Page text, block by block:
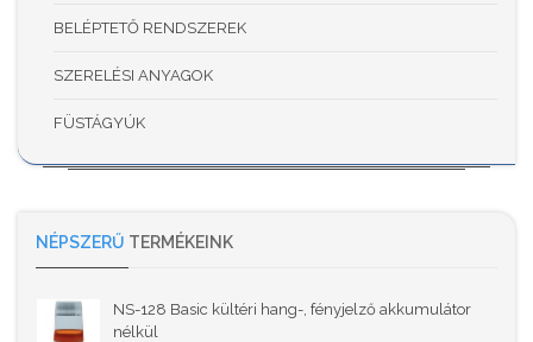
BELÉPTETŐ RENDSZEREK
SZERELÉSI ANYAGOK
FÜSTÁGYÚK
NÉPSZERŰ TERMÉKEINK
NS-128 Basic kültéri hang-, fényjelző akkumulátor
nélkül